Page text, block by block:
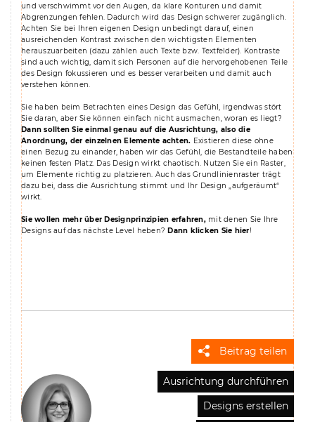
und verschwimmt vor den Augen, da klare Konturen und damit
Abgrenzungen fehlen. Dadurch wird das Design schwerer zugänglich.
Achten Sie bei Ihren eigenen Design unbedingt darauf, einen
ausreichenden Kontrast zwischen den wichtigsten Elementen
herauszuarbeiten (dazu zählen auch Texte bzw. Textfelder). Kontraste
sind auch wichtig, damit sich Personen auf die hervorgehobenen Teile
des Design fokussieren und es besser verarbeiten und damit auch
verstehen können.
Sie haben beim Betrachten eines Design das Gefühl, irgendwas stört
Sie daran, aber Sie können einfach nicht ausmachen, woran es liegt?
Dann sollten Sie einmal genau auf die Ausrichtung, also die
Anordnung, der einzelnen Elemente achten. Existieren diese ohne
einen Bezug zu einander, haben wir das Gefühl, die Bestandteile haben
keinen festen Platz. Das Design wirkt chaotisch. Nutzen Sie ein Raster,
um Elemente richtig zu platzieren. Auch das Grundlinienraster trägt
dazu bei, dass die Ausrichtung stimmt und Ihr Design „aufgeräumt“
wirkt.
Sie wollen mehr über Designprinzipien erfahren,mit denen Sie Ihre
Designs auf das nächste Level heben? Dann klicken Sie hier!
Beitrag teilen
Ausrichtung durchführen
Designs erstellen